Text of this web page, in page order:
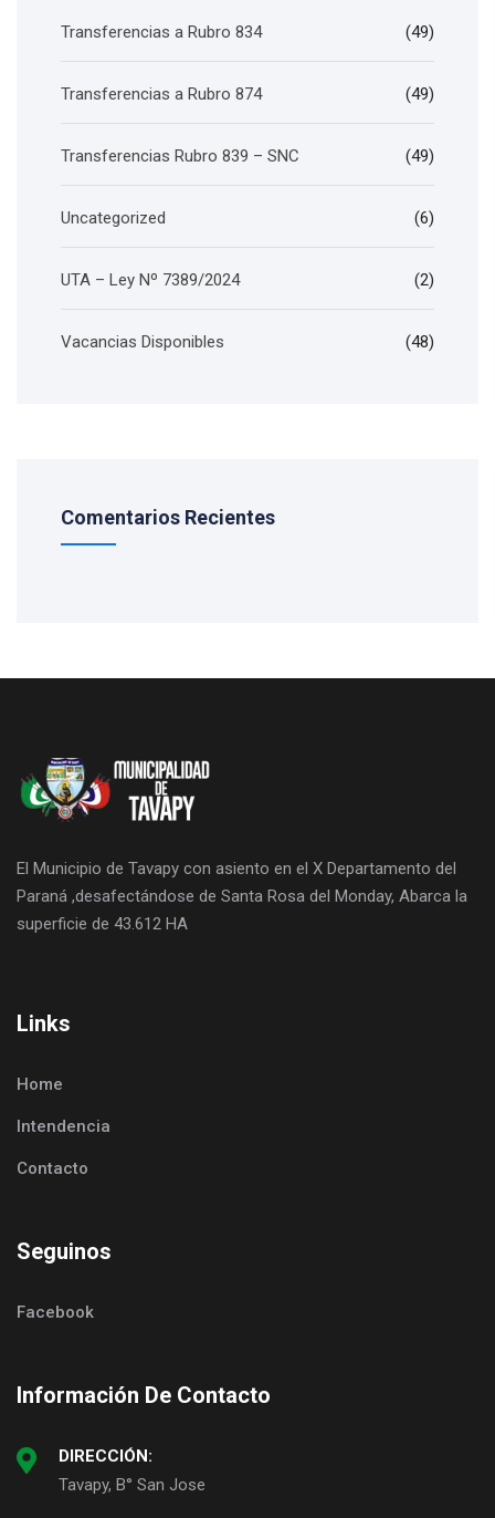
Transferencias a Rubro 834 (49)
Transferencias a Rubro 874 (49)
Transferencias Rubro 839 – SNC (49)
Uncategorized (6)
UTA – Ley Nº 7389/2024 (2)
Vacancias Disponibles (48)
Comentarios Recientes
El Municipio de Tavapy con asiento en el X Departamento del
Paraná ,desafectándose de Santa Rosa del Monday, Abarca la
superficie de 43.612 HA
Links
Home
Intendencia
Contacto
Seguinos
Facebook
Información De Contacto
DIRECCIÓN:
Tavapy, B° San Jose